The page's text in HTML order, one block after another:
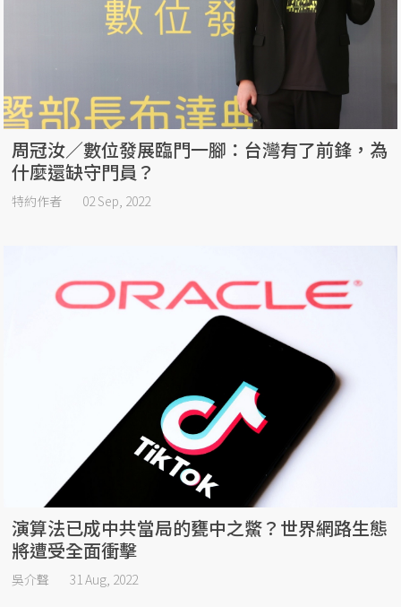
周冠汝／數位發展臨門一腳：台灣有了前鋒，為
什麼還缺守門員？
特約作者 02 Sep, 2022
演算法已成中共當局的甕中之鱉？世界網路生態
將遭受全面衝擊
吳介聲 31 Aug, 2022